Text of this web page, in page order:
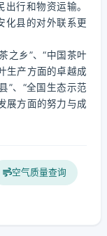
行和物资运输。
化县的对外联系更
之乡”、“中国茶叶
生产方面的卓越成
”、“全国生态示范
展方面的努力与成
空气质量查询